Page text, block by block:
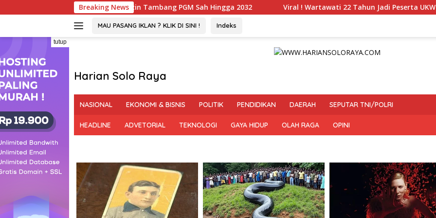
ke
Breaking News
: Izin Tambang PGM Sah Hingga 2032 Viral ! Wartawati 22 Tahun Jadi Peserta UKW Madya Termuda dan
MAU PASANG IKLAN ? KLIK DI SINI ! Indeks
tutup
Harian Solo Raya
Tegas
Bermartabat
NASIONAL EKONOMI & BISNIS POLITIK PENDIDIKAN DAERAH SEPUTAR TNI/POLRI
HEADLINE ADVETORIAL TEKNOLOGI GAYA HIDUP OLAH RAGA OPINI